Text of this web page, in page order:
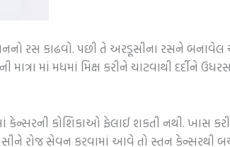
રસ કાઢવો. પછી તે અરડૂસીના રસને
માં મધમાં મિક્ષ કરીને ચાટવાથી દર્દીને
કોશિકાઓ ફેલાઈ શકતી નથી. ખાસ
રોજ સેવન કરવામાં આવે તો સ્તન કેન્સરથી